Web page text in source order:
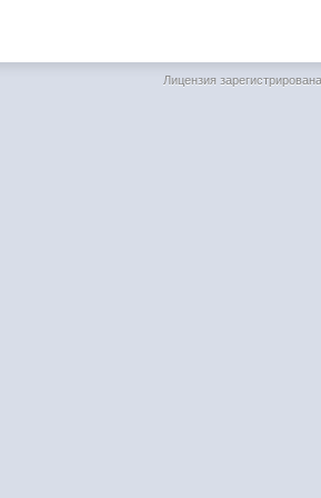
Лицензия